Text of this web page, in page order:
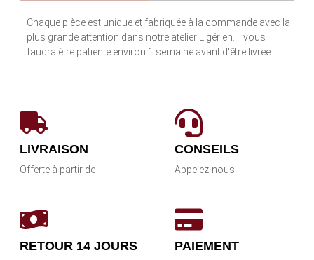
Chaque pièce est unique et fabriquée à la commande avec la
plus grande attention dans notre atelier Ligérien. Il vous
faudra être patiente environ 1 semaine avant d'être livrée.
LIVRAISON
Offerte à partir de
CONSEILS
Appelez-nous
RETOUR 14 JOURS PAIEMENT